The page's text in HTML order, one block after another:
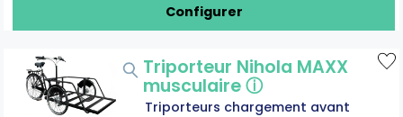
Configurer
Triporteur Nihola MAXX
musculaireⓘ
Triporteurs chargement avant